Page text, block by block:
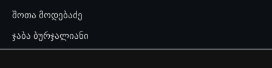
შოთა მოდებაძე
ჯაბა ბურჯალიანი